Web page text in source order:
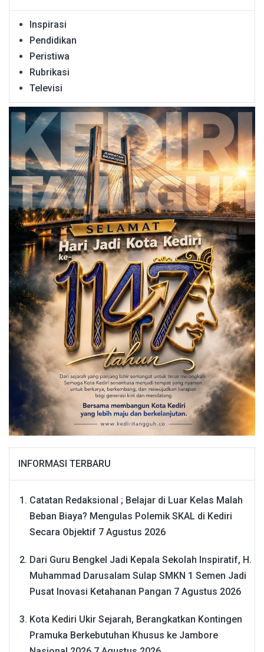
Inspirasi
Pendidikan
Peristiwa
Rubrikasi
Televisi
INFORMASI TERBARU
Catatan Redaksional ; Belajar di Luar Kelas Malah
Beban Biaya? Mengulas Polemik SKAL di Kediri
Secara Objektif 7 Agustus 2026
Dari Guru Bengkel Jadi Kepala Sekolah Inspiratif, H.
Muhammad Darusalam Sulap SMKN 1 Semen Jadi
Pusat Inovasi Ketahanan Pangan 7 Agustus 2026
Kota Kediri Ukir Sejarah, Berangkatkan Kontingen
Pramuka Berkebutuhan Khusus ke Jambore